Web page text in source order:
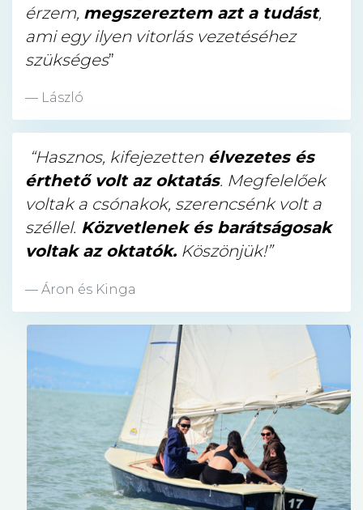
érzem, megszereztem azt a tudást,
ami egy ilyen vitorlás vezetéséhez
szükséges”
László
“Hasznos, kifejezettenélvezetes és
érthető volt az oktatás. Megfelelőek
voltak a csónakok, szerencsénk volt a
széllel. Közvetlenek és barátságosak
voltak az oktatók. Köszönjük!”
Áron és Kinga